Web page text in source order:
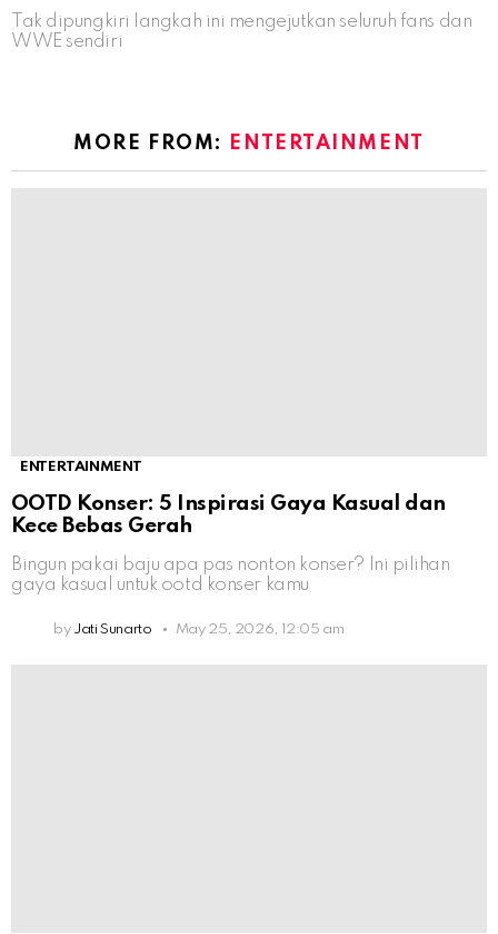
Tak dipungkiri langkah ini mengejutkan seluruh fans dan
WWE sendiri
MORE FROM: ENTERTAINMENT
ENTERTAINMENT
OOTD Konser: 5 Inspirasi Gaya Kasual dan
Kece Bebas Gerah
Bingun pakai baju apa pas nonton konser? Ini pilihan
gaya kasual untuk ootd konser kamu
by Jati Sunarto May 25, 2026, 12:05 am